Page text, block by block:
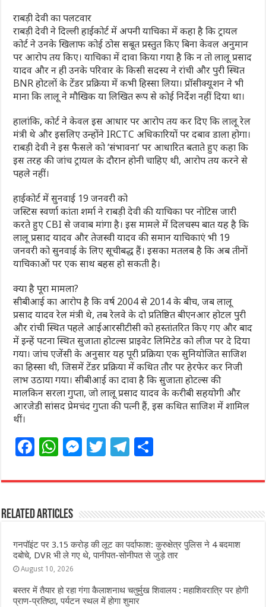
राबड़ी देवी का पलटवार
राबड़ी देवी ने दिल्ली हाईकोर्ट में अपनी याचिका में कहा है कि ट्रायल
कोर्ट ने उनके खिलाफ कोई ठोस सबूत प्रस्तुत किए बिना केवल अनुमान
पर आरोप तय किए। याचिका में दावा किया गया है कि न तो लालू प्रसाद
यादव और न ही उनके परिवार के किसी सदस्य ने रांची और पुरी स्थित
BNR होटलों के टेंडर प्रक्रिया में कभी हिस्सा लिया। प्रॉसीक्यूशन ने भी
माना कि लालू ने मौखिक या लिखित रूप से कोई निर्देश नहीं दिया था।
हालांकि, कोर्ट ने केवल इस आधार पर आरोप तय कर दिए कि लालू रेल
मंत्री थे और इसलिए उन्होंने IRCTC अधिकारियों पर दबाव डाला होगा।
राबड़ी देवी ने इस फैसले को ‘संभावना’ पर आधारित बताते हुए कहा कि
इस तरह की जांच ट्रायल के दौरान होनी चाहिए थी, आरोप तय करने से
पहले नहीं।
हाईकोर्ट में सुनवाई 19 जनवरी को
जस्टिस स्वर्णा कांता शर्मा ने राबड़ी देवी की याचिका पर नोटिस जारी
करते हुए CBI से जवाब मांगा है। इस मामले में दिलचस्प बात यह है कि
लालू प्रसाद यादव और तेजस्वी यादव की समान याचिकाएं भी 19
जनवरी को सुनवाई के लिए सूचीबद्ध हैं। इसका मतलब है कि अब तीनों
याचिकाओं पर एक साथ बहस हो सकती है।
क्या है पूरा मामला?
सीबीआई का आरोप है कि वर्ष 2004 से 2014 के बीच, जब लालू
प्रसाद यादव रेल मंत्री थे, तब रेलवे के दो प्रतिष्ठित बीएनआर होटल पुरी
और रांची स्थित पहले आईआरसीटीसी को हस्तांतरित किए गए और बाद
में इन्हें पटना स्थित सुजाता होटल्स प्राइवेट लिमिटेड को लीज पर दे दिया
गया। जांच एजेंसी के अनुसार यह पूरी प्रक्रिया एक सुनियोजित साजिश
का हिस्सा थी, जिसमें टेंडर प्रक्रिया में कथित तौर पर हेरफेर कर निजी
लाभ उठाया गया। सीबीआई का दावा है कि सुजाता होटल्स की
मालकिन सरला गुप्ता, जो लालू प्रसाद यादव के करीबी सहयोगी और
आरजेडी सांसद प्रेमचंद गुप्ता की पत्नी हैं, इस कथित साजिश में शामिल
थीं।
F
a
c
e
b
o
o
k
W
h
at
s
A
p
p
M
e
ss
n
g
e
r
T
w
itt
r
T
el
e
ra
m
ar
Related Articles
गनपॉइंट पर 3.15 करोड़ की लूट का पर्दाफाश: कुरुक्षेत्र पुलिस ने 4 बदमाश
दबोचे, DVR भी ले गए थे, पानीपत-सोनीपत से जुड़े तार
August 10, 2026
बस्तर में तैयार हो रहा गंगा कैलाशनाथ चतुर्मुख शिवालय : महाशिवरात्रि पर होगी
प्राण-प्रतिष्ठा, पर्यटन स्थल में होगा शुमार